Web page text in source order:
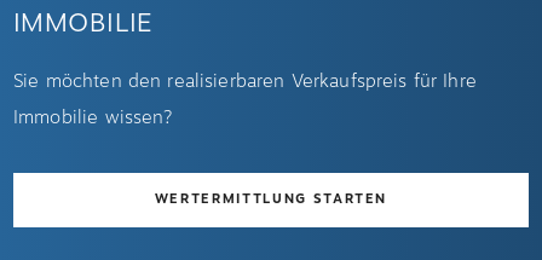
IMMOBILIE
Sie möchten den realisierbaren Verkaufspreis für Ihre
Immobilie wissen?
WERTERMITTLUNG STARTEN